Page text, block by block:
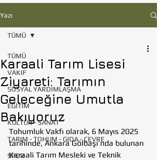
Yazı
TÜMÜ
VAKIF
SOSYAL YARDIMLAŞMA
EĞİTİM
KÜLTÜR - SANAT
TARIM - TOHUM - GIDA - ÇEVRE
SPOR
TÜMÜ
Karaali Tarım Lisesi
Ziyareti: Tarımın
Geleceğine Umutla
Bakıyoruz
Tohumluk Vakfı olarak, 6 Mayıs 2025
tarihinde, Ankara Gölbaşı’nda bulunan
Karaali Tarım Mesleki ve Teknik